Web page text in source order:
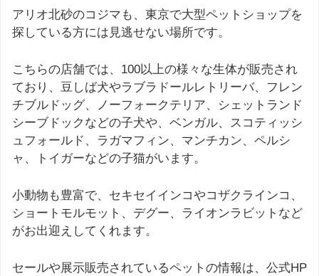
アリオ北砂のコジマも、東京で大型ペットショップを
探している方には見逃せない場所です。
こちらの店舗では、100以上の様々な生体が販売され
ており、豆しば犬やラブラドールレトリーバ、フレン
チブルドッグ、ノーフォークテリア、シェットランド
シーブドックなどの子犬や、ベンガル、スコティッシ
ュフォールド、ラガマフィン、マンチカン、ペルシ
ャ、トイガーなどの子猫がいます。
小動物も豊富で、セキセイインコやコザクラインコ、
ショートモルモット、デグー、ライオンラビットなど
がお出迎えしてくれます。
セールや展示販売されているペットの情報は、公式HP